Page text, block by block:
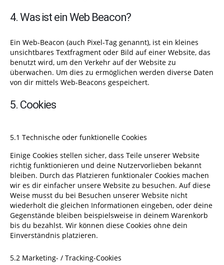
4. Was ist ein Web Beacon?
Ein Web-Beacon (auch Pixel-Tag genannt), ist ein kleines
unsichtbares Textfragment oder Bild auf einer Website, das
benutzt wird, um den Verkehr auf der Website zu
überwachen. Um dies zu ermöglichen werden diverse Daten
von dir mittels Web-Beacons gespeichert.
5. Cookies
5.1 Technische oder funktionelle Cookies
Einige Cookies stellen sicher, dass Teile unserer Website
richtig funktionieren und deine Nutzervorlieben bekannt
bleiben. Durch das Platzieren funktionaler Cookies machen
wir es dir einfacher unsere Website zu besuchen. Auf diese
Weise musst du bei Besuchen unserer Website nicht
wiederholt die gleichen Informationen eingeben, oder deine
Gegenstände bleiben beispielsweise in deinem Warenkorb
bis du bezahlst. Wir können diese Cookies ohne dein
Einverständnis platzieren.
5.2 Marketing- / Tracking-Cookies